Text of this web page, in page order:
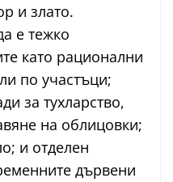
и злато.
е тежко
като рационални
по участъци;
за тухларство,
на облицовки;
и отделен
дървени